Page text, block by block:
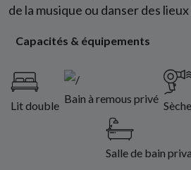
de la musique ou danser des
Capacités & équipements
Lit double
Bain à remous privé
Salle de bain